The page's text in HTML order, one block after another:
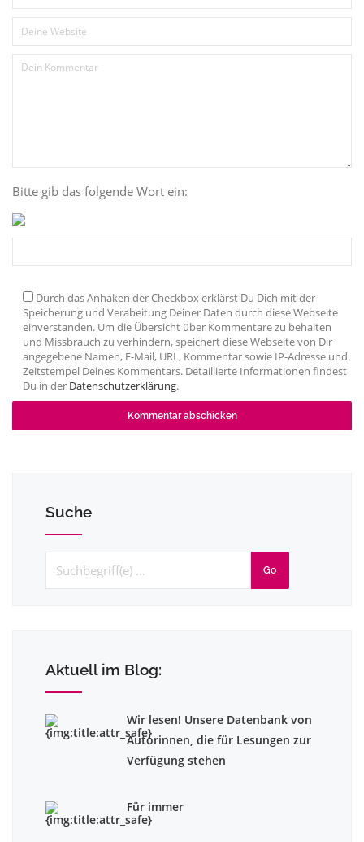
Bitte gib das folgende Wort ein:
Durch das Anhaken der Checkbox erklärst Du Dich mit der
Speicherung und Verabeitung Deiner Daten durch diese Webseite
einverstanden. Um die Übersicht über Kommentare zu behalten
und Missbrauch zu verhindern, speichert diese Webseite von Dir
angegebene Namen, E-Mail, URL, Kommentar sowie IP-Adresse und
Zeitstempel Deines Kommentars. Detaillierte Informationen findest
Du in der Datenschutzerklärung.
Suche
Go
Aktuell im Blog:
Wir lesen! Unsere Datenbank von
Autorinnen, die für Lesungen zur
Verfügung stehen
Für immer